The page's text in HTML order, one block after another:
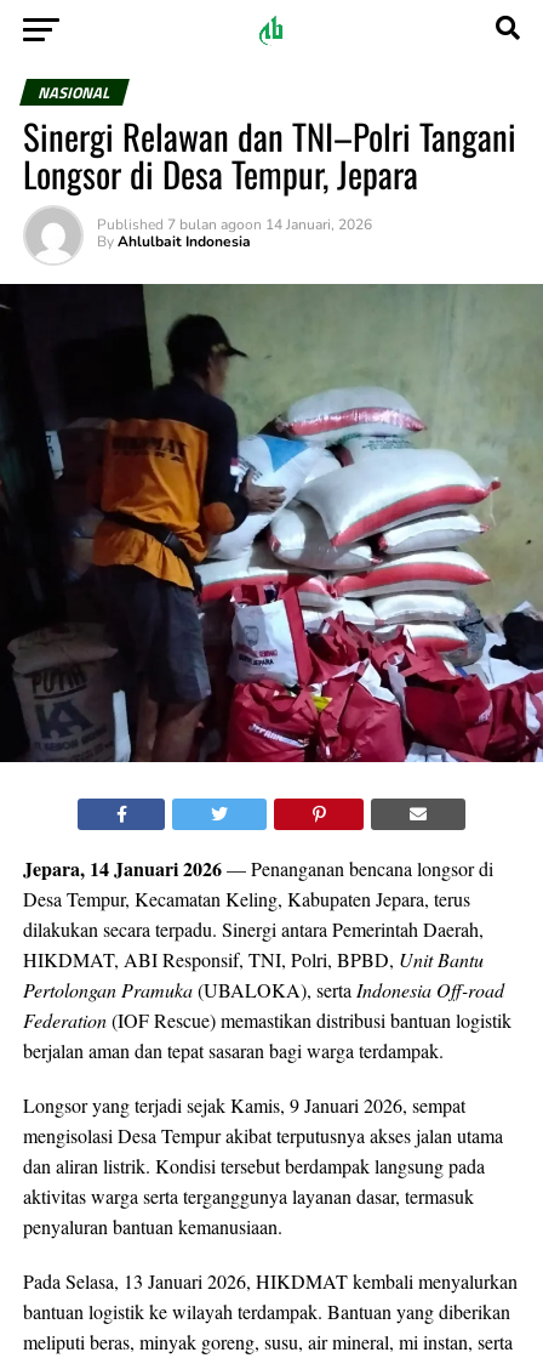
NASIONAL
Sinergi Relawan dan TNI–Polri Tangani
Longsor di Desa Tempur, Jepara
Published 7 bulan agoon 14 Januari, 2026
By Ahlulbait Indonesia
Jepara, 14 Januari 2026— Penanganan bencana longsor di
Desa Tempur, Kecamatan Keling, Kabupaten Jepara, terus
dilakukan secara terpadu. Sinergi antara Pemerintah Daerah,
HIKDMAT, ABI Responsif, TNI, Polri, BPBD, Unit Bantu
Pertolongan Pramuka(UBALOKA), sertaIndonesia Off-road
Federation(IOF Rescue) memastikan distribusi bantuan logistik
berjalan aman dan tepat sasaran bagi warga terdampak.
Longsor yang terjadi sejak Kamis, 9 Januari 2026, sempat
mengisolasi Desa Tempur akibat terputusnya akses jalan utama
dan aliran listrik. Kondisi tersebut berdampak langsung pada
aktivitas warga serta terganggunya layanan dasar, termasuk
penyaluran bantuan kemanusiaan.
Pada Selasa, 13 Januari 2026, HIKDMAT kembali menyalurkan
bantuan logistik ke wilayah terdampak. Bantuan yang diberikan
meliputi beras, minyak goreng, susu, air mineral, mi instan, serta